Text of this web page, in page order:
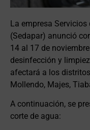
La empresa
(Sedapar) anunció
14 al 17 de
desinfección y
afectará a los
Mollendo, Majes,
A continuación, se
corte de agua: